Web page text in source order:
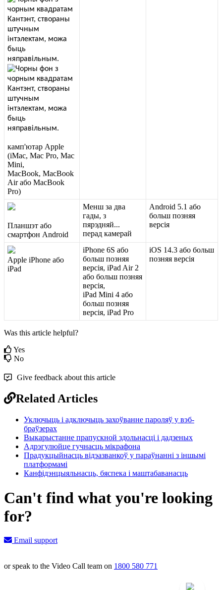
камп'ютар Apple
(iMac, Mac Pro, Mac
Mini,
MacBook, MacBook
Air або MacBook
Pro)
Планшэт або
смартфон Android
Менш за два
гады, з
пярэдняй...
перад камерай
Android 5.1 або
больш позняя
версія
Apple iPhone або
iPad
iPhone 6S або
больш позняя
версія, iPad Air 2
або больш позняя
версія,
iPad Mini 4 або
больш позняя
версія, iPad Pro
iOS 14.3 або больш
позняя версія
Was this article helpful?
Yes
No
Give feedback about this article
Related Articles
Уключыць і адключыць захоўванне пароляў у вэб-
браўзерах
Выкарыстанне прапускной здольнасці і дадзеных
Адрэгулюйце гучнасць мікрафона
Прадукцыйнасць відэазванкоў у параўнанні з іншымі
платформамі
Канфідэнцыяльнасць, бяспека і маштабаванасць
Can't find what you're looking
for?
Email support
or speak to the Video Call team on 1800 580 771